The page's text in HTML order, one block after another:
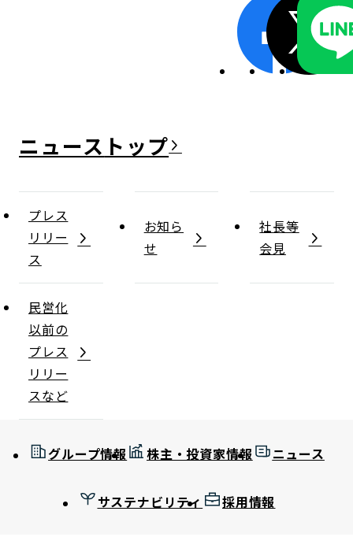
ニュース
プレス
リリー
ス
お知ら
せ
社長等
会見
民営化
以前の
プレス
リリー
スなど
グループ情報 株主・投資家情報 ニュース
サステナビリティ 採用情報